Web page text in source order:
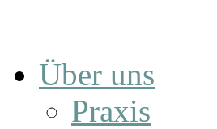
Über uns
Praxis